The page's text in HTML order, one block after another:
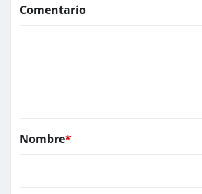
Comentario
Nombre*